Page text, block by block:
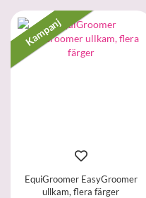
Kampanj
EquiGroomer EasyGroomer
ullkam, flera färger